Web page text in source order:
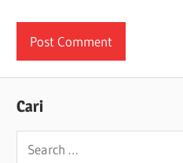
Cari
Search